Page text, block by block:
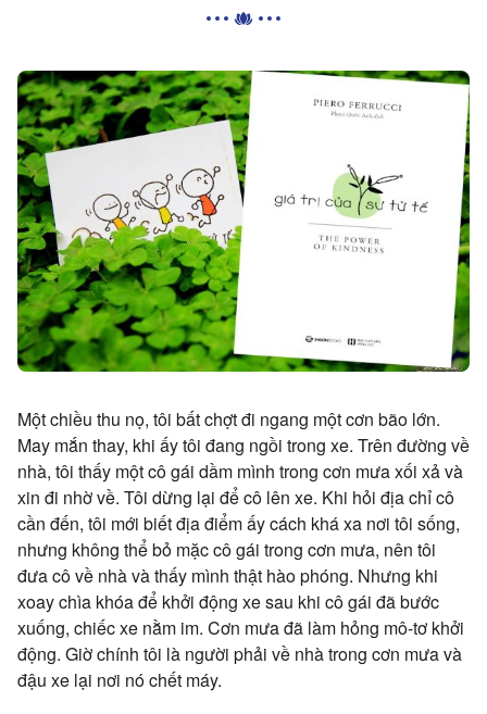
Một chiều thu nọ, tôi bất chợt đi ngang một cơn bão lớn.
May mắn thay, khi ấy tôi đang ngồi trong xe. Trên đường về
nhà, tôi thấy một cô gái dầm mình trong cơn mưa xối xả và
xin đi nhờ về. Tôi dừng lại để cô lên xe. Khi hỏi địa chỉ cô
cần đến, tôi mới biết địa điểm ấy cách khá xa nơi tôi sống,
nhưng không thể bỏ mặc cô gái trong cơn mưa, nên tôi
đưa cô về nhà và thấy mình thật hào phóng. Nhưng khi
xoay chìa khóa để khởi động xe sau khi cô gái đã bước
xuống, chiếc xe nằm im. Cơn mưa đã làm hỏng mô-tơ khởi
động. Giờ chính tôi là người phải về nhà trong cơn mưa và
đậu xe lại nơi nó chết máy.